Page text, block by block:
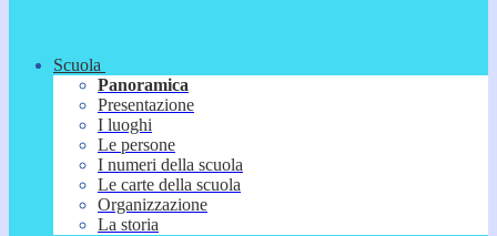
Scuola
Panoramica
Presentazione
I luoghi
Le persone
I numeri della scuola
Le carte della scuola
Organizzazione
La storia